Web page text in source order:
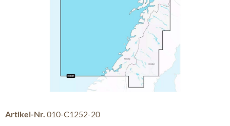
Artikel-Nr. 010-C1252-20